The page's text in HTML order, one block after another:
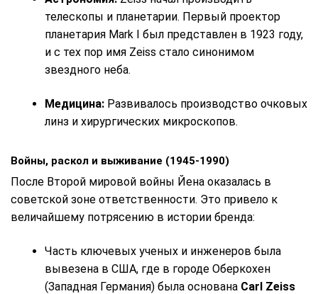
телескопы и планетарии. Первый проектор
планетария Mark I был представлен в 1923 году,
и с тех пор имя Zeiss стало синонимом
звездного неба.
Медицина: Развивалось производство очковых
линз и хирургических микроскопов.
Войны, раскол и выживание (1945-1990)
После Второй мировой войны Йена оказалась в
советской зоне ответственности. Это привело к
величайшему потрясению в истории бренда:
Часть ключевых ученых и инженеров была
вывезена в США, где в городе Оберкохен
(Западная Германия) была основана Carl Zeiss